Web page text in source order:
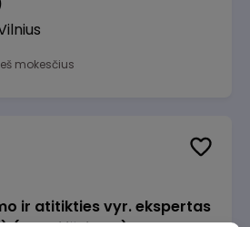
mokesčius
ir atitikties vyr. ekspertas